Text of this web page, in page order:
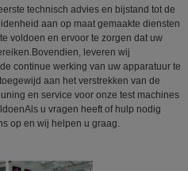
technisch advies en bijstand tot de
aan op maat gemaakte diensten
voldoen en ervoor te zorgen dat uw
leveren wij
continue werking van uw apparatuur te
aan het verstrekken van de
en service voor onze test machines
u vragen heeft of hulp nodig
op en wij helpen u graag.